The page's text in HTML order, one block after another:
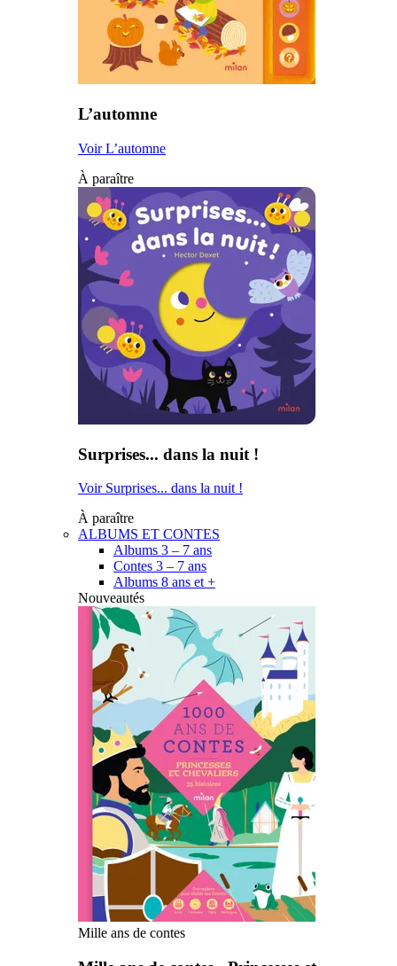
L’automne
Voir L’automne
À paraître
Surprises... dans la nuit !
Voir Surprises... dans la nuit !
À paraître
ALBUMS ET CONTES
Albums 3 – 7 ans
Contes 3 – 7 ans
Albums 8 ans et +
Nouveautés
Mille ans de contes